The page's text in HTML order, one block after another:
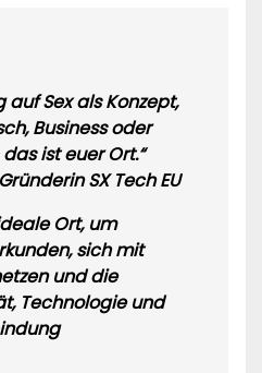
Sex als Konzept,
Business oder
ist euer Ort.“
SX Tech EU
Ort, um
sich mit
und die
Technologie und